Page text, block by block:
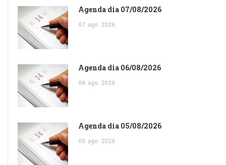
Agenda dia 07/08/2026
07 ago 2026
Agenda dia 06/08/2026
06 ago 2026
Agenda dia 05/08/2026
05 ago 2026